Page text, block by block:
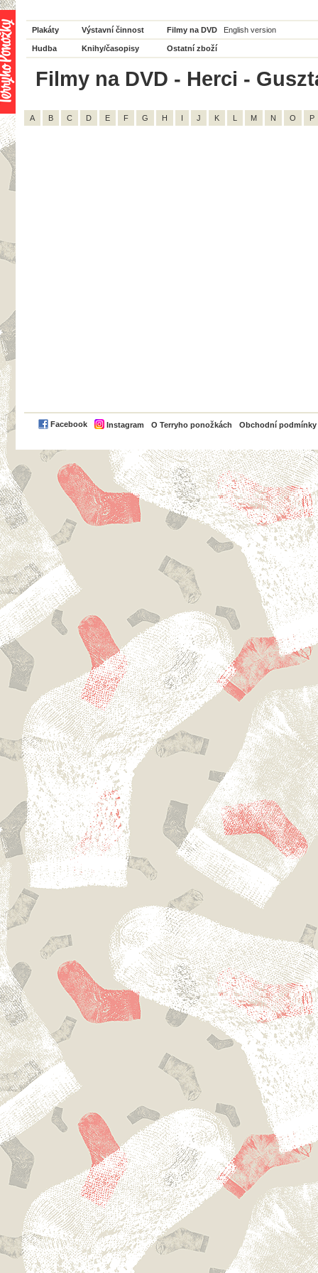
Plakáty Výstavní činnost Filmy na DVD English version
Hudba Knihy/časopisy Ostatní zboží
Filmy na DVD - Herci -
A B C D E F G H I J K L M N O P
Facebook Instagram O Terryho ponožkách Obchodní podmínky
PayPal